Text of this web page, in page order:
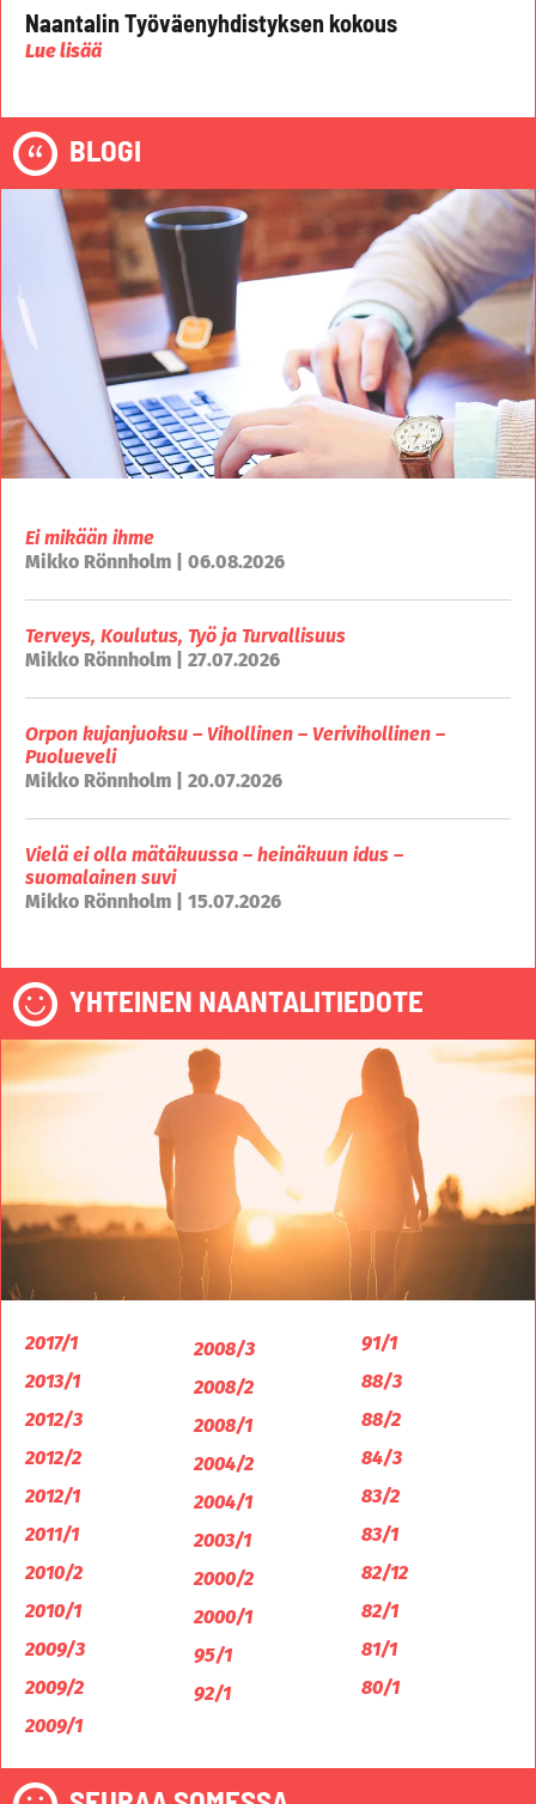
Naantalin Työväenyhdistyksen kokous
Lue lisää
BLOGI
Ei mikään ihme
Mikko Rönnholm | 06.08.2026
Terveys, Koulutus, Työ ja Turvallisuus
Mikko Rönnholm | 27.07.2026
Orpon kujanjuoksu – Vihollinen – Verivihollinen –
Puolueveli
Mikko Rönnholm | 20.07.2026
Vielä ei olla mätäkuussa – heinäkuun idus –
suomalainen suvi
Mikko Rönnholm | 15.07.2026
YHTEINEN NAANTALITIEDOTE
2017/1
2013/1
2012/3
2012/2
2012/1
2011/1
2010/2
2010/1
2009/3
2009/2
2009/1
2008/3
2008/2
2008/1
2004/2
2004/1
2003/1
2000/2
2000/1
95/1
92/1
91/1
88/3
88/2
84/3
83/2
83/1
82/12
82/1
81/1
80/1